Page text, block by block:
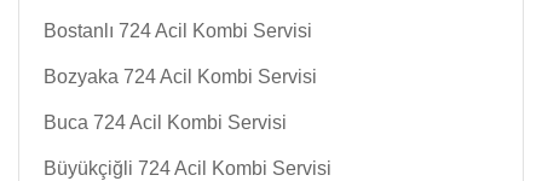
Bostanlı 724 Acil Kombi Servisi
Bozyaka 724 Acil Kombi Servisi
Buca 724 Acil Kombi Servisi
Büyükçiğli 724 Acil Kombi Servisi